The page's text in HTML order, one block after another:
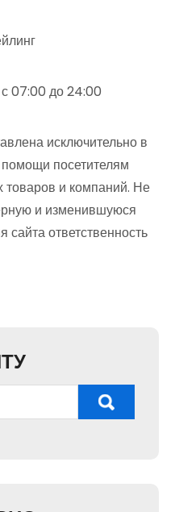
07:00 до 24:00
исключительно в
посетителям
товаров и компаний. Не
и изменившуюся
ответственность